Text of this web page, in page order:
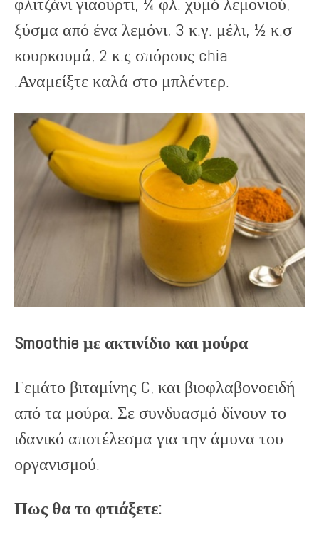
ξύσμα από ένα λεμόνι, 3 κ.γ. μέλι, ½ κ.σ
κουρκουμά, 2 κ.ς σπόρους chia
.Αναμείξτε καλά στο μπλέντερ.
Smoothie με ακτινίδιο και μούρα
Γεμάτο βιταμίνης C, και βιοφλαβονοειδή
από τα μούρα. Σε συνδυασμό δίνουν το
ιδανικό αποτέλεσμα για την άμυνα του
οργανισμού.
Πως θα το φτιάξετε: